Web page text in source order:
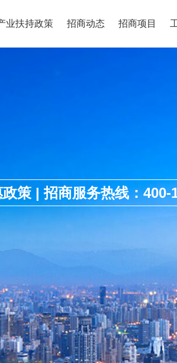
业扶持政策 招商动态 招商项目
策 | 招商服务热线：400-